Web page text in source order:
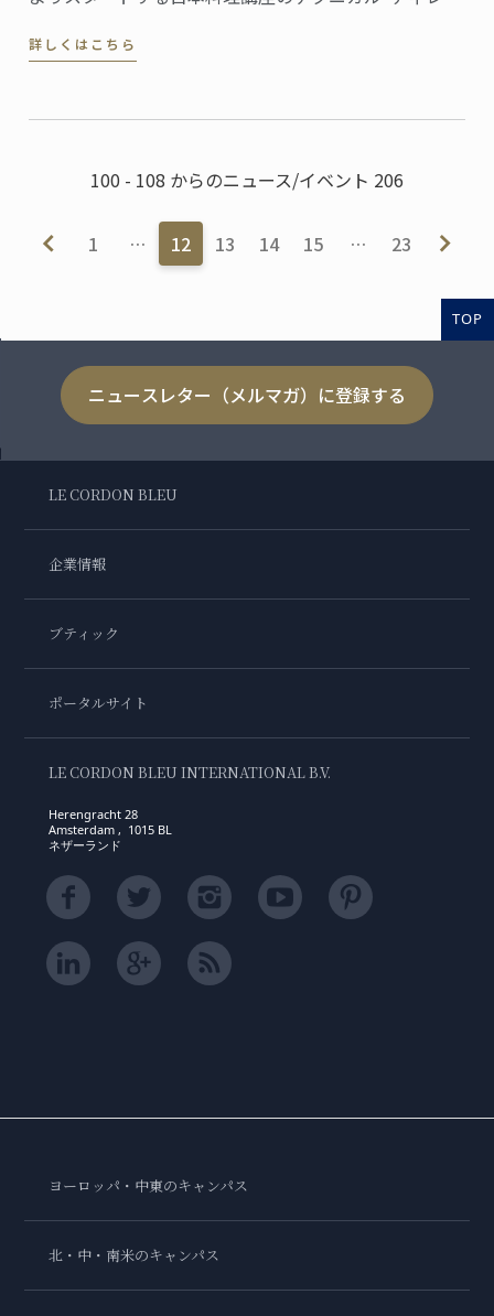
詳しくはこちら
100 - 108 からのニュース/イベント 206
1 … 12 13 14 15 … 23
TOP
ニュースレター（メルマガ）に登録する
LE CORDON BLEU
企業情報
ブティック
ポータルサイト
LE CORDON BLEU INTERNATIONAL B.V.
Herengracht 28
Amsterdam , 1015 BL
ネザーランド
ヨーロッパ・中東のキャンパス
北・中・南米のキャンパス